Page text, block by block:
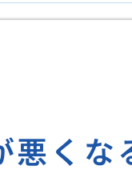
悪くな